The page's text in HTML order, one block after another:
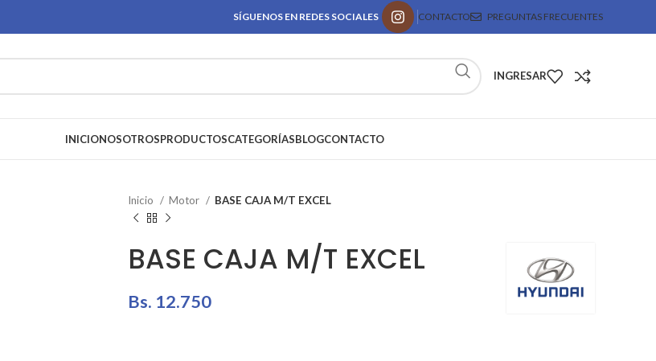
SÍGUENOS EN REDES SOCIALES CONTACTO PREGUNTAS FRECUENTES
INGRESAR
INICIONOSOTROSPRODUCTOSCATEGORÍASBLOGCONTACTO
Inicio Motor BASE CAJA M/T EXCEL
BASE CAJA M/T EXCEL
Bs. 12.750